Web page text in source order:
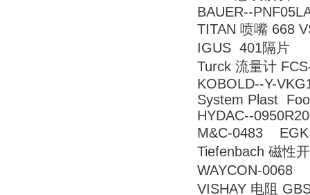
BAUER--
TITAN 喷嘴 668
IGUS 401隔片
Turck 流量计
KOBOLD--Y-
System Plast
HYDAC--
M&C-0483
Tiefenbach 磁性
WAYCON-0068
VISHAY 电阻